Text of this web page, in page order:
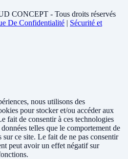
CONCEPT - Tous droits réservés
De Confidentialité | Sécurité et
nous utilisons des
pour stocker et/ou accéder aux
fait de consentir à ces technologies
telles que le comportement de
ce site. Le fait de ne pas consentir
peut avoir un effet négatif sur